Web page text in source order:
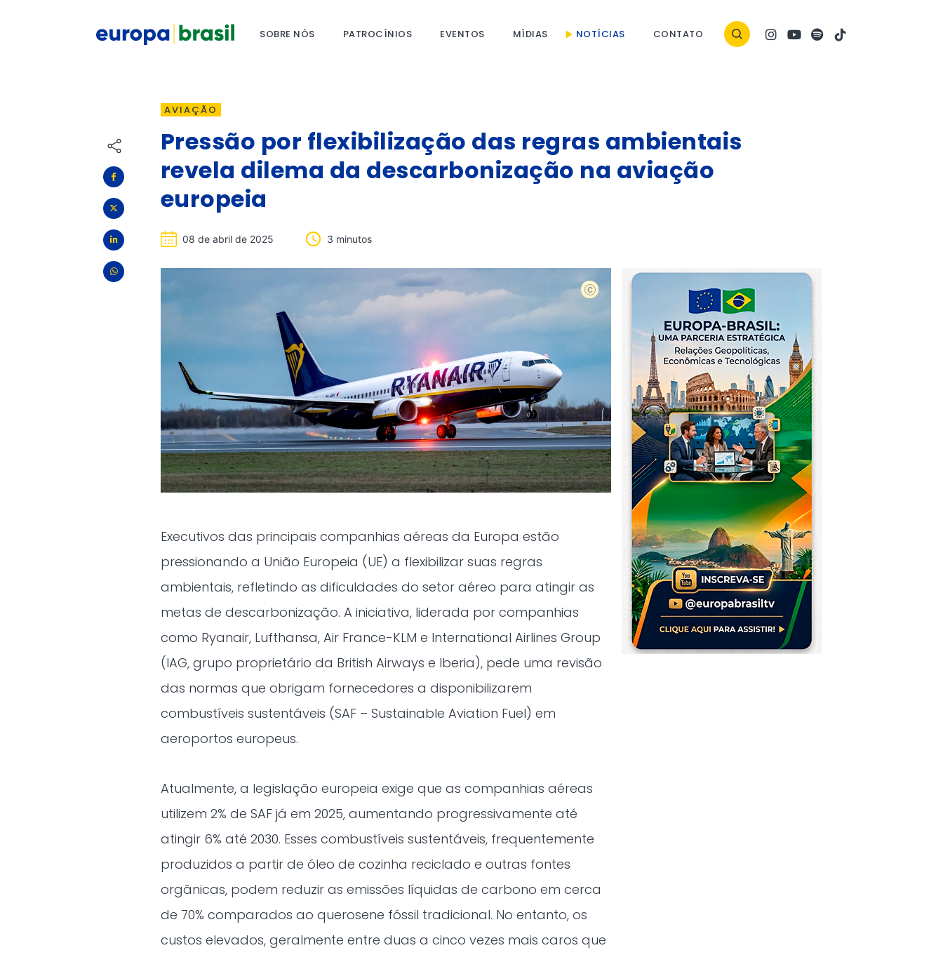
SOBRE NÓS PATROCÍNIOS EVENTOS MÍDIAS NOTÍCIAS CONTATO
AVIAÇÃO
Pressão por flexibilização das regras ambientais
revela dilema da descarbonização na aviação
europeia
08 de abril de 2025 3 minutos
shutterstock
Executivos das principais companhias aéreas da Europa estão
pressionando a União Europeia (UE) a flexibilizar suas regras
ambientais, refletindo as dificuldades do setor aéreo para atingir as
metas de descarbonização. A iniciativa, liderada por companhias
como Ryanair, Lufthansa, Air France-KLM e International Airlines Group
(IAG, grupo proprietário da British Airways e Iberia), pede uma revisão
das normas que obrigam fornecedores a disponibilizarem
combustíveis sustentáveis (SAF – Sustainable Aviation Fuel) em
aeroportos europeus.
Atualmente, a legislação europeia exige que as companhias aéreas
utilizem 2% de SAF já em 2025, aumentando progressivamente até
atingir 6% até 2030. Esses combustíveis sustentáveis, frequentemente
produzidos a partir de óleo de cozinha reciclado e outras fontes
orgânicas, podem reduzir as emissões líquidas de carbono em cerca
de 70% comparados ao querosene fóssil tradicional. No entanto, os
custos elevados, geralmente entre duas a cinco vezes mais caros que